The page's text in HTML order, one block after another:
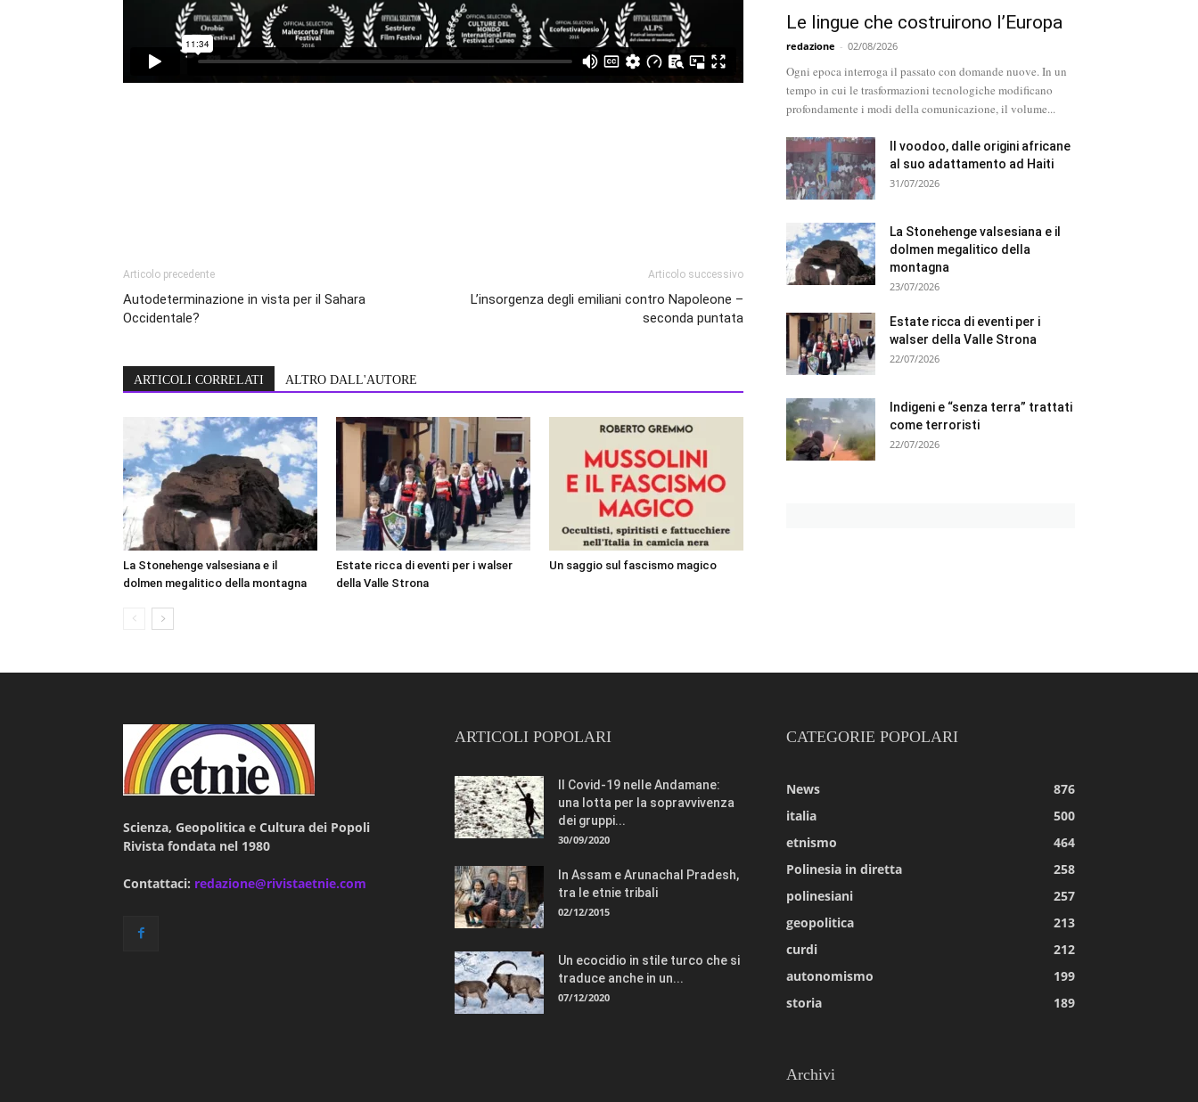
Articolo precedente
Autodeterminazione in vista per il Sahara
Occidentale?
Articolo successivo
L’insorgenza degli emiliani contro Napoleone –
seconda puntata
ARTICOLI CORRELATI ALTRO DALL'AUTORE
La Stonehenge valsesiana e il
dolmen megalitico della montagna
Estate ricca di eventi per i walser
della Valle Strona
Un saggio sul fascismo magico
Le lingue che costruirono l’Europa
redazione - 02/08/2026
Ogni epoca interroga il passato con domande nuove. In un
tempo in cui le trasformazioni tecnologiche modificano
profondamente i modi della comunicazione, il volume...
Il voodoo, dalle origini africane
al suo adattamento ad Haiti
31/07/2026
La Stonehenge valsesiana e il
dolmen megalitico della
montagna
23/07/2026
Estate ricca di eventi per i
walser della Valle Strona
22/07/2026
Indigeni e “senza terra” trattati
come terroristi
22/07/2026
Scienza, Geopolitica e Cultura dei Popoli
Rivista fondata nel 1980
Contattaci: redazione@rivistaetnie.com
ARTICOLI POPOLARI
Il Covid-19 nelle Andamane:
una lotta per la sopravvivenza
dei gruppi...
30/09/2020
In Assam e Arunachal Pradesh,
tra le etnie tribali
02/12/2015
Un ecocidio in stile turco che si
traduce anche in un...
07/12/2020
CATEGORIE POPOLARI
News
876
italia
500
etnismo
464
Polinesia in diretta
258
polinesiani
257
geopolitica
213
curdi
212
autonomismo
199
storia
189
Archivi